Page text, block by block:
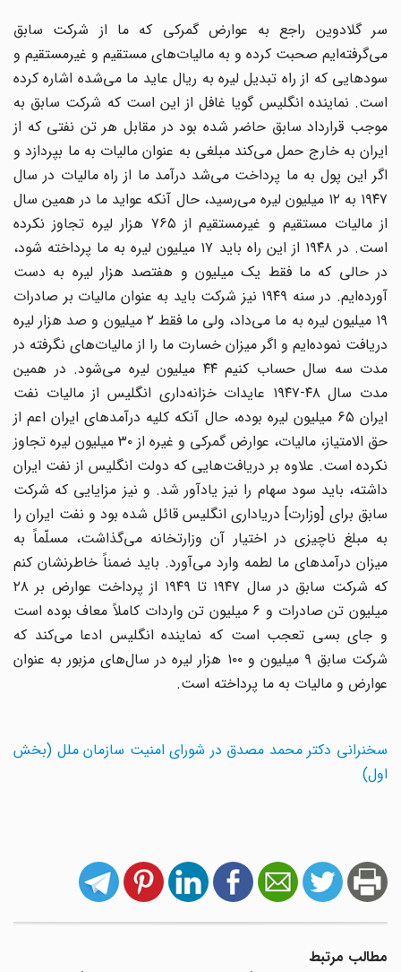
سر گلادوین راجع به عوارض گمرکی که ما از شرکت سابق
می‌گرفته‌ایم صحبت کرده و به مالیات‌های مستقیم و غیرمستقیم و
سودهایی که از راه تبدیل لیره به ریال عاید ما می‌شده اشاره کرده
است. نماینده انگلیس گویا غافل از این است که شرکت سابق به
موجب قرارداد سابق حاضر شده بود در مقابل هر تن نفتی که از
ایران به خارج حمل می‌کند مبلغی به عنوان مالیات به ما بپردازد و
اگر این پول به ما پرداخت می‌شد درآمد ما از راه مالیات در سال
۱۹۴۷ به ۱۲ میلیون لیره می‌رسید، حال آنکه عواید ما در همین سال
از مالیات مستقیم و غیرمستقیم از ۷۶۵ هزار لیره تجاوز نکرده
است. در ۱۹۴۸ از این راه باید ۱۷ میلیون لیره به ما پرداخته شود،
در حالی که ما فقط یک میلیون و هفتصد هزار لیره به دست
آورده‌ایم. در سنه ۱۹۴۹ نیز شرکت باید به عنوان مالیات بر صادرات
۱۹ میلیون لیره به ما می‌داد، ولی ما فقط ۲ میلیون و صد هزار لیره
دریافت نموده‌ایم و اگر میزان خسارت ما را از مالیات‌های نگرفته در
مدت سه سال حساب کنیم ۴۴ میلیون لیره می‌شود. در همین
مدت سال ۴۸-۱۹۴۷ عایدات خزانه‌داری انگلیس از مالیات نفت
ایران ۶۵ میلیون لیره بوده، حال آنکه کلیه درآمدهای ایران اعم از
حق الامتیاز، مالیات، عوارض گمرکی و غیره از ۳۰ میلیون لیره تجاوز
نکرده است. علاوه بر دریافت‌هایی که دولت انگلیس از نفت ایران
داشته، باید سود سهام را نیز یادآور شد. و نیز مزایایی که شرکت
سابق برای [وزارت] دریاداری انگلیس قائل شده بود و نفت ایران را
به مبلغ ناچیزی در اختیار آن وزارتخانه می‌گذاشت، مسلّماً به
میزان درآمدهای ما لطمه وارد می‌آورد. باید ضمناً خاطرنشان کنم
که شرکت سابق در سال ۱۹۴۷ تا ۱۹۴۹ از پرداخت عوارض بر ۲۸
میلیون تن صادرات و ۶ میلیون تن واردات کاملاً معاف بوده است
و جای بسی تعجب است که نماینده انگلیس ادعا می‌کند که
شرکت سابق ۹ میلیون و ۱۰۰ هزار لیره در سال‌های مزبور به عنوان
عوارض و مالیات به ما پرداخته است.
سخنرانی دکتر محمد مصدق در شورای امنیت سازمان ملل (بخش
اول)
مطالب مرتبط